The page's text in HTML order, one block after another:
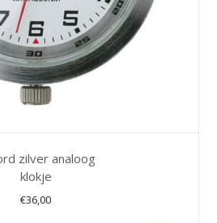
zilver analoog
klokje
€36,00